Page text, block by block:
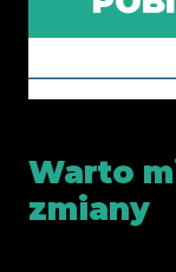
Warto
zmiany